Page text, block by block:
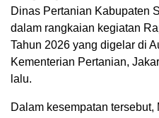
Dinas Pertanian Kabupaten
dalam rangkaian kegiatan
Tahun 2026 yang digelar di
Kementerian Pertanian,
lalu.
Dalam kesempatan